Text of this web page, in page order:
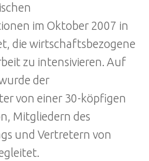
im Oktober 2007 in
die wirtschaftsbezogene
zu intensivieren. Auf
der
von einer 30-köpfigen
Mitgliedern des
und Vertretern von